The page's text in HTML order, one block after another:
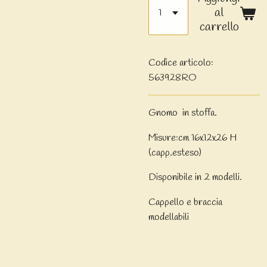
al
carrello
Codice articolo:
563928RO
Gnomo in stoffa.
Misure:cm 16x12x26 H
(capp.esteso)
Disponibile in 2 modelli.
Cappello e braccia
modellabili